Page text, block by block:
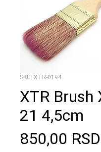
SKU: XTR-0194
XTR Brush
21 4,5cm
850,00 RSD